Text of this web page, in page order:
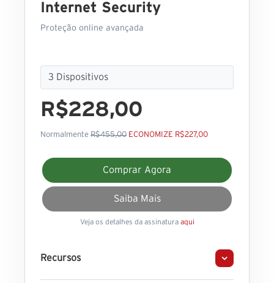
Internet Security
Proteção online avançada
R$228,00
Normalmente R$455,00 ECONOMIZE R$227,00
Comprar Agora
Saiba Mais
Veja os detalhes da assinatura aqui
Recursos